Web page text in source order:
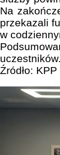
Na
przekazali
w
uczestników.
Źródło: